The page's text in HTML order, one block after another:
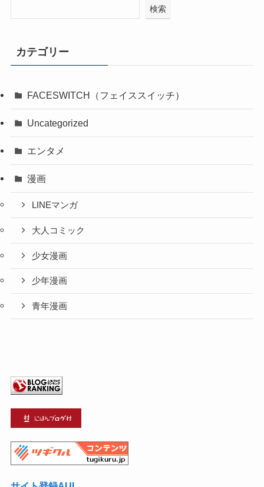
検索
カテゴリー
FACESWITCH（フェイススイッチ）
Uncategorized
エンタメ
漫画
LINEマンガ
大人コミック
少女漫画
少年漫画
青年漫画